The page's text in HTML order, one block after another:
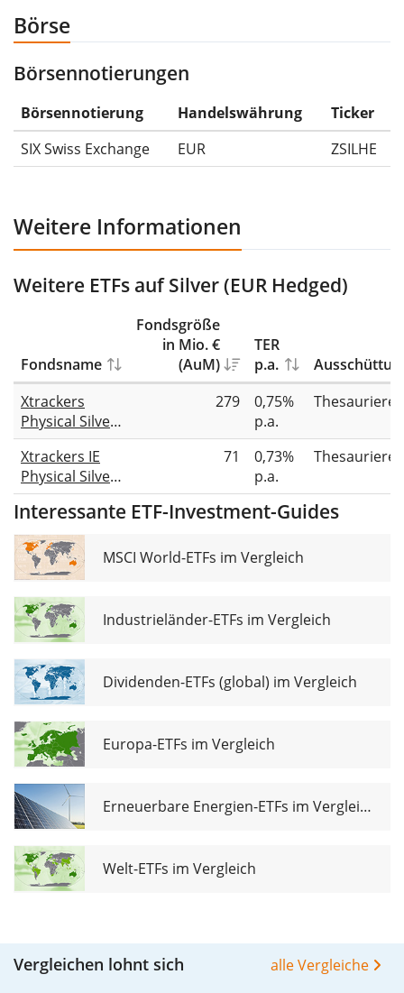
-50%.
Die Wertentwicklungsangaben für ETFs beinhalten
Ausschüttungen (falls vorhanden).
Börse
Börsennotierungen
Börsennotierung Handelswährung
Ticker
SIX Swiss Exchange
EUR ZSILHE
Weitere Informationen
Weitere ETFs auf Silver (EUR Hedged)
Fondsname
Fondsgröße
in Mio. €
(AuM)
TER
p.a.
Xtrackers
Physical Silver
EUR Hedged
ETC
279
0,75%
p.a.
Xtrackers IE
Physical Silver
EUR Hedged
ETC Securities
71
0,73%
p.a.
Interessante ETF-Investment-Guides
MSCI World-ETFs im Vergleich
Industrieländer-ETFs im Vergleich
Dividenden-ETFs (global) im Vergleich
Europa-ETFs im Vergleich
Erneuerbare Energien-ETFs im Vergleich
Welt-ETFs im Vergleich
Vergleichen lohnt sich alle Vergleiche